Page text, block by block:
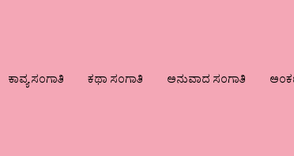
ಕಾವ್ಯ ಸಂಗಾತಿ ಕಥಾ ಸಂಗಾತಿ ಅನುವಾದ ಸಂಗಾತಿ